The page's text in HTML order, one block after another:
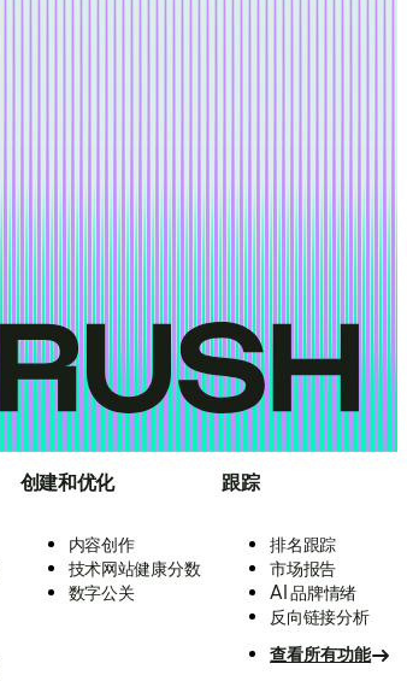
创建和优化
内容创作
技术网站健康分数
数字公关
跟踪
排名跟踪
市场报告
AI 品牌情绪
反向链接分析
查看所有功能